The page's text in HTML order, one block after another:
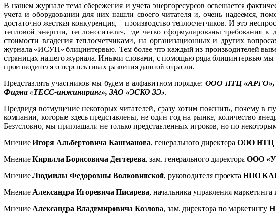
В нашем журнале тема сбережения и учета энергоресурсов освещается
учета и оборудовании для них нашли своего читателя и, очень надеемся,
достаточно жесткая конкуренция, – производство теплосчетчиков. И это
тепловой энергии, теплоносителя», где четко сформулированы
стоимости владения теплосчетчиками, на организационных и других
журнала «ИСУП» блицинтервью. Тем более что каждый из производителей
страницах нашего журнала. Иными словами, с помощью ряда блицинтервью мы
производителя о перспективах развития данной отрасли.
Представлять участников мы будем в алфавитном порядке:ООО НТЦ «АРГО»,
Фирма «ТЕСС-инжиниринг», ЗАО «ЭСКО 3Э».
Предвидя возмущение некоторых читателей, сразу хотим пояснить, почему в
компании, которые здесь представлены, не один год на рынке, количество
Безусловно, мы приглашали не только представленных игроков, но по
Мнение Игоря Альбертовича Кашманова, генерального директора ООО НТЦ
Мнение Кирилла Борисовича Дегтерева, зам. генерального директора ООО
Мнение Людмилы Федоровны Волковинской, руководителя проекта НПО
Мнение Александра Игоревича Писарева, начальника управления маркетинга
Мнение Александра Владимировича Козлова, зам. директора по маркетингу